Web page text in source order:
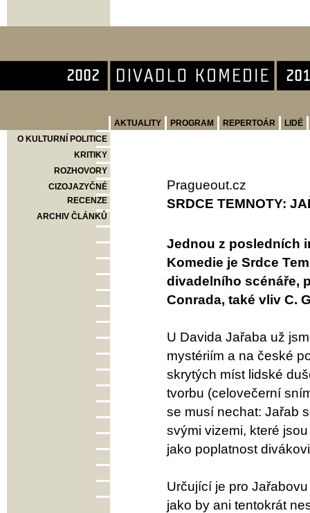
AKTUALITY PROGRAM REPERTOÁR
LIDÉ
O KULTURNÍ POLITICE
KRITIKY
ROZHOVORY
CIZOJAZYČNÉ
RECENZE
ARCHIV ČLÁNKŮ
Pragueout.cz
SRDCE TEMNOTY:
Jednou z posledních
Komedie je Srdce
divadelního scénáře,
Conrada, také vliv C.
U Davida Jařaba už
mystériím a na české
skrytých míst lidské
tvorbu (celovečerní
se musí nechat: Jařab
svými vizemi, které
jako poplatnost
Určující je pro
jako by ani tentokrát